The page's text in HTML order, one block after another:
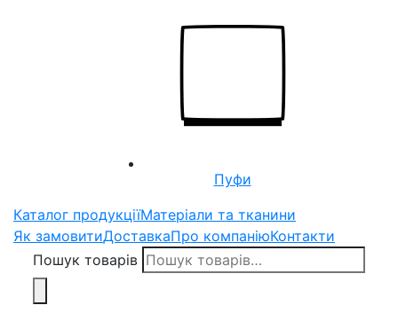
Пуфи
Каталог продукціїМатеріали та тканини
Як замовитиДоставкаПро компаніюКонтакти
Пошук товарів